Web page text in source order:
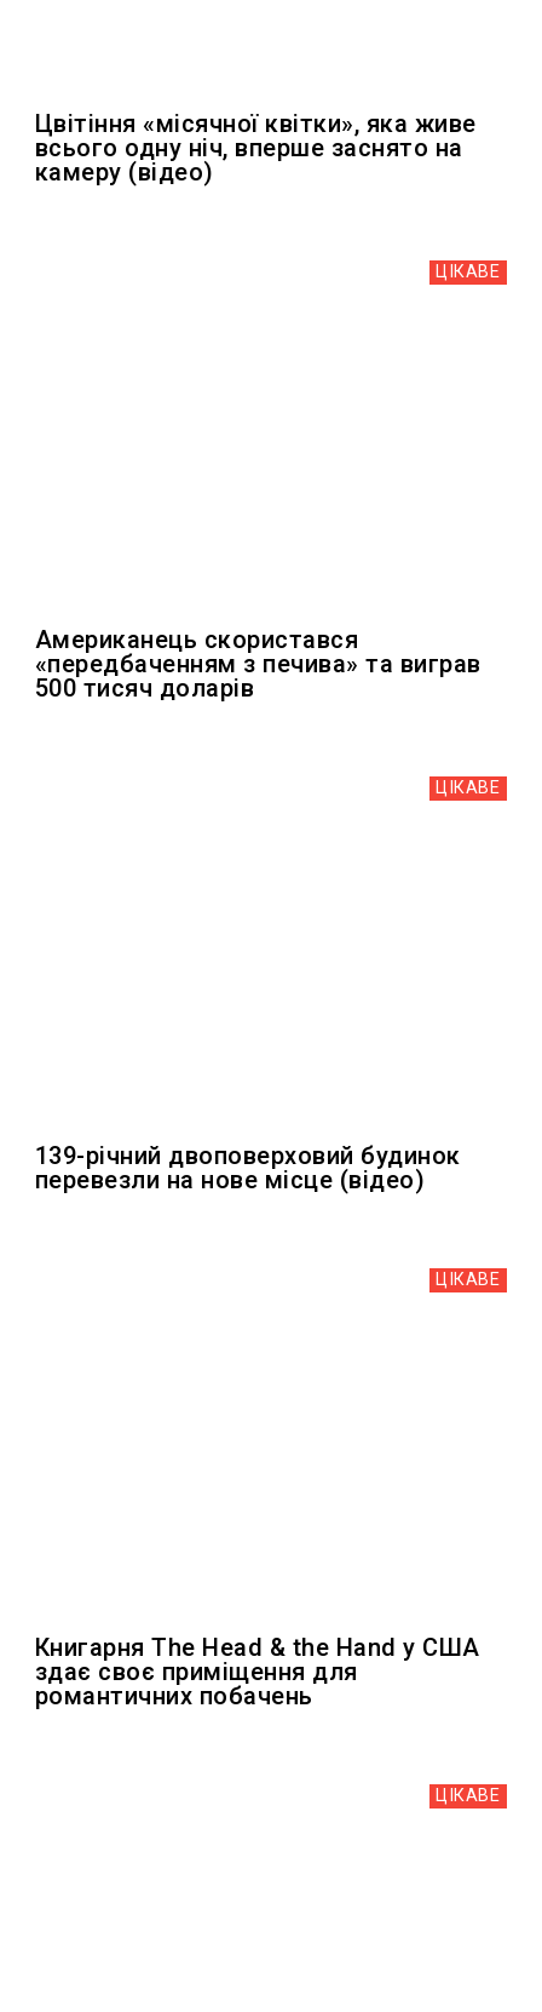
Цвітіння «місячної квітки», яка живе
всього одну ніч, вперше заснято на
камеру (відео)
ЦІКАВЕ
Американець скористався
«передбаченням з печива» та виграв
500 тисяч доларів
ЦІКАВЕ
139-річний двоповерховий будинок
перевезли на нове місце (відео)
ЦІКАВЕ
Книгарня The Head & the Hand у США
здає своє приміщення для
романтичних побачень
ЦІКАВЕ